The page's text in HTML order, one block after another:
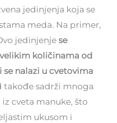
jedinjenja koja se
meda. Na primer,
jedinjenje se
količinama od
nalazi u cvetovima
takođe sadrži mnoga
cveta manuke, što
ukusom i